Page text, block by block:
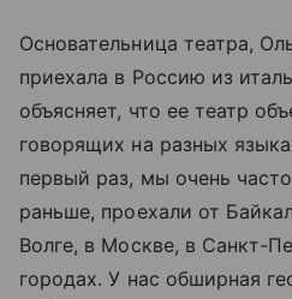
Основательница театра,
приехала в Россию из
объясняет, что ее театр
говорящих на разных
первый раз, мы очень
раньше, проехали от
Волге, в Москве, в Санкт-
городах. У нас обширная